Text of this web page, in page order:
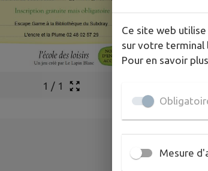
1 / 1
Ce site web
sur votre terminal
Pour en savoir
Mesure